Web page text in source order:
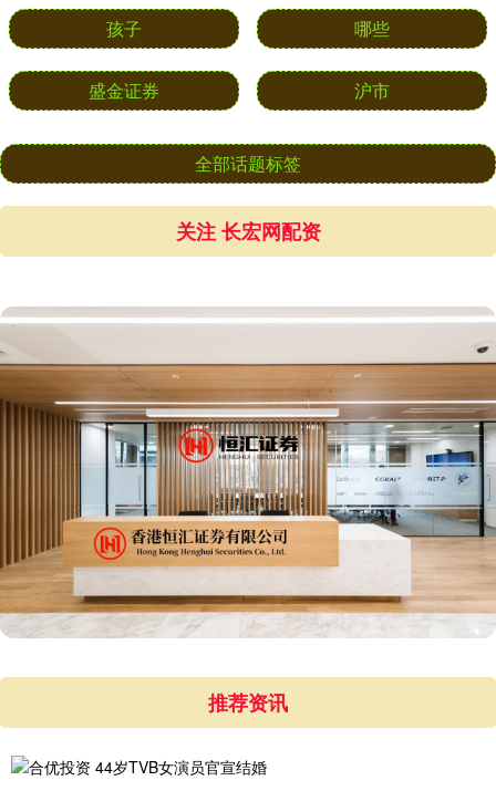
孩子 哪些
盛金证券 沪市
全部话题标签
关注 长宏网配资
推荐资讯